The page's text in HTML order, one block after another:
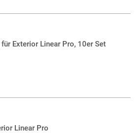
Exterior Linear Pro, 10er Set
Linear Pro